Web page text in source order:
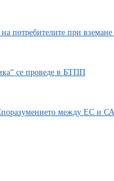
потребителите при
се проведе в БТПП
между ЕС и